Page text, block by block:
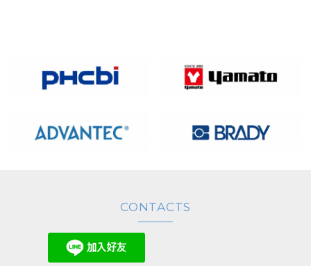
CONTACTS